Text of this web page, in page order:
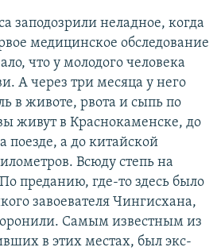
заподозрили неладное, когда
медицинское обследование
что у молодого человека
А через три месяца у него
в животе, рвота и сыпь по
живут в Краснокаменске, до
поезде, а до китайской
Всюду степь на
преданию, где-то здесь было
завоевателя Чингисхана,
Самым известным из
в этих местах, был экс-